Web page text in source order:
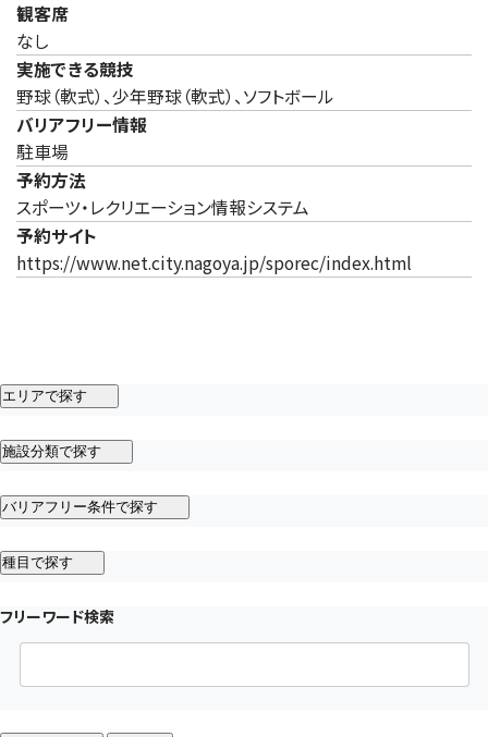
観客席
なし
実施できる競技
野球（軟式）、少年野球（軟式）、ソフトボール
バリアフリー情報
駐車場
予約方法
スポーツ・レクリエーション情報システム
予約サイト
https://www.net.city.nagoya.jp/sporec/index.html
エリアで探す
施設分類で探す
バリアフリー条件で探す
種目で探す
フリーワード検索